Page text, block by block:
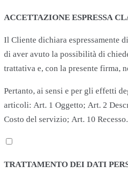
ACCETTAZIONE ESPRESSA
Il Cliente dichiara espressamente
di aver avuto la possibilità di
trattativa e, con la presente firma,
Pertanto, ai sensi e per gli effetti
articoli: Art. 1 Oggetto; Art. 2
Costo del servizio; Art. 10 Recesso.
TRATTAMENTO DEI DATI